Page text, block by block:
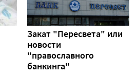
Закат "Пересвета" или
новости
"православного
банкинга"